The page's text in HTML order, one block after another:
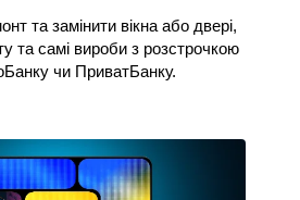
та замінити вікна або двері,
та самі вироби з розстрочкою
чи ПриватБанку.